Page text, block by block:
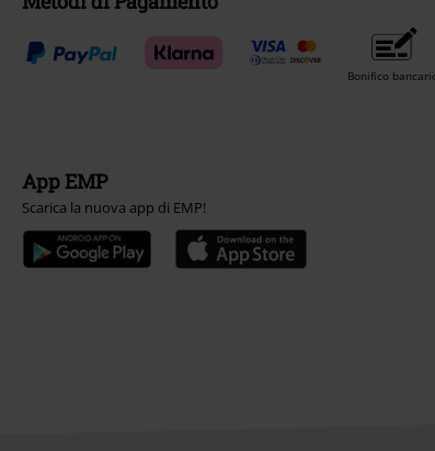
Bonifico
App EMP
Scarica la nuova app di EMP!